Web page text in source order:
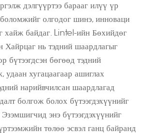
дэлгүүртээ барааг илүү үр
олгодог шинэ, инноваци
хайж байдаг. Lintel-ийн Бөхийдөг
Хайрцаг нь тэдний шаардлагыг
бүтээгдсэн бөгөөд тэдний
удаан хугацаагаар ашиглах
нарийвчилсан шаардлагад
болгож болох бүтээгдэхүүнийг
энэ бүтээгдэхүүнийг
төлөө эсвэл ганц байранд